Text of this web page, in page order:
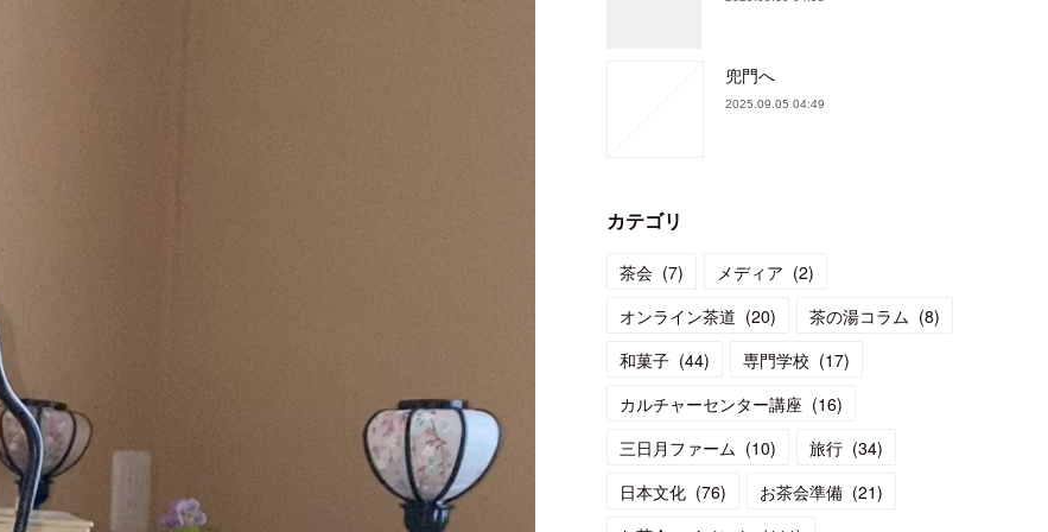
兜門へ
2025.09.05 04:49
カテゴリ
茶会 (7) メディア (2)
オンライン茶道 (20) 茶の湯コラム (8)
和菓子 (44) 専門学校 (17)
カルチャーセンター講座 (16)
三日月ファーム (10) 旅行 (34)
日本文化 (76) お茶会準備 (21)